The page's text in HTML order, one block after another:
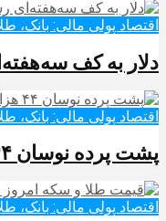
اقتصاد پولی مالی: بانک،
دلار به کف
اقتصاد پولی مالی: بانک،
پشت پرده نوسان ۴۴ هزار تومانی دلار در چند ماه
اقتصاد پولی مالی: بانک،